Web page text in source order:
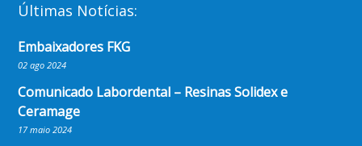
Últimas Notícias:
Embaixadores FKG
02 ago 2024
Comunicado Labordental – Resinas Solidex e
Ceramage
17 maio 2024